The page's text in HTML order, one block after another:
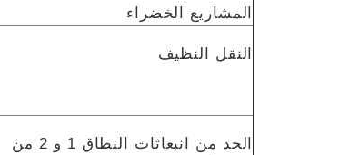
المشاريع الخضراء
النقل النظيف
الحد من انبعاثات النطاق 1 و 2 من